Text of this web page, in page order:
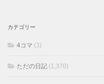
カテゴリー
4コマ (3)
ただの日記 (1,370)